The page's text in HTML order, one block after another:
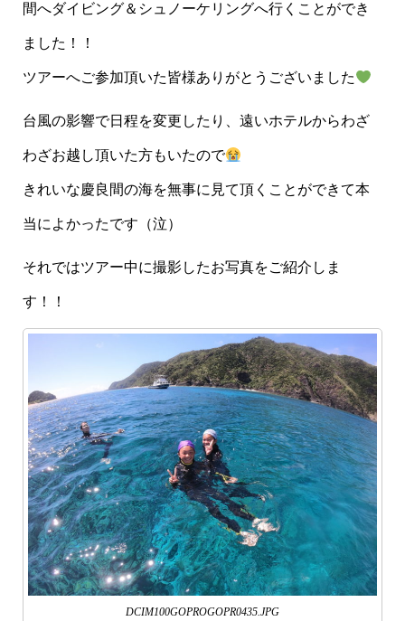
間へダイビング＆シュノーケリングへ行くことができ
ました！！
ツアーへご参加頂いた皆様ありがとうございました
台風の影響で日程を変更したり、遠いホテルからわざ
わざお越し頂いた方もいたので
きれいな慶良間の海を無事に見て頂くことができて本
当によかったです（泣）
それではツアー中に撮影したお写真をご紹介しま
す！！
DCIM100GOPROGOPR0435.JPG